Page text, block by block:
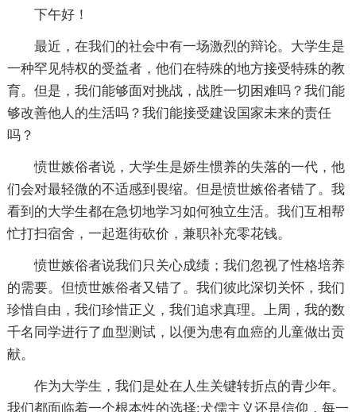
下午好！
最近，在我们的社会中有一场激烈的辩论。大学生是
一种罕见特权的受益者，他们在特殊的地方接受特殊的教
育。但是，我们能够面对挑战，战胜一切困难吗？我们能
够改善他人的生活吗？我们能接受建设国家未来的责任
吗？
愤世嫉俗者说，大学生是娇生惯养的失落的一代，他
们会对最轻微的不适感到畏缩。但是愤世嫉俗者错了。我
看到的大学生都在急切地学习如何独立生活。我们互相帮
忙打扫宿舍，一起逛街砍价，兼职补充零花钱。
愤世嫉俗者说我们只关心成绩；我们忽视了性格培养
的需要。但愤世嫉俗者又错了。我们彼此深切关怀，我们
珍惜自由，我们珍惜正义，我们追求真理。上周，我的数
千名同学进行了血型测试，以便为患有血癌的儿童做出贡
献。
作为大学生，我们是处在人生关键转折点的青少年。
我们都面临着一个根本性的选择:犬儒主义还是信仰，每一